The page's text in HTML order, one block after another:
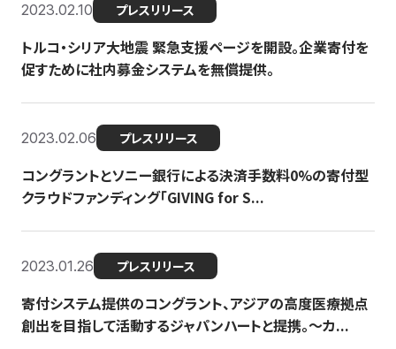
2023.02.10 プレスリリース
トルコ・シリア大地震 緊急支援ページを開設。企業寄付を
促すために社内募金システムを無償提供。
2023.02.06 プレスリリース
コングラントとソニー銀行による決済手数料0%の寄付型
クラウドファンディング「GIVING for S...
2023.01.26 プレスリリース
寄付システム提供のコングラント、アジアの高度医療拠点
創出を目指して活動するジャパンハートと提携。〜カ...